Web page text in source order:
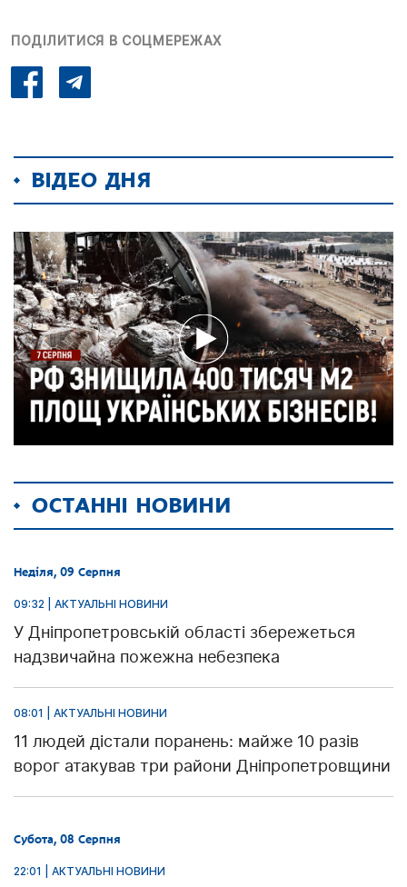
ПОДІЛИТИСЯ В СОЦМЕРЕЖАХ
ВІДЕО ДНЯ
ОСТАННІ НОВИНИ
Неділя, 09 Серпня
09:32 | АКТУАЛЬНІ НОВИНИ
У Дніпропетровській області збережеться
надзвичайна пожежна небезпека
08:01 | АКТУАЛЬНІ НОВИНИ
11 людей дістали поранень: майже 10 разів
ворог атакував три райони Дніпропетровщини
Субота, 08 Серпня
22:01 | АКТУАЛЬНІ НОВИНИ